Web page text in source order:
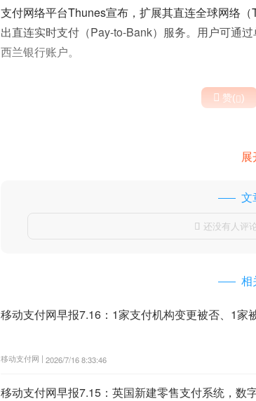
支付网络平台Thunes宣布，扩展其直连全球网络
出直连实时支付（Pay-to-Bank）服务。用户可通
西兰银行账户。
 赞()
展
文
 还没有人评
相
移动支付网早报7.16：1家支付机构变更被否、1家
移动支付网 | 2026/7/16 8:33:46
移动支付网早报7.15：英国新建零售支付系统，数